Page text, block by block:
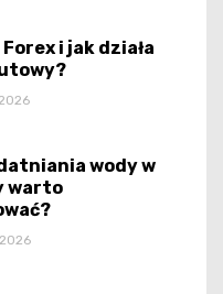
i jak działa
wody w
warto